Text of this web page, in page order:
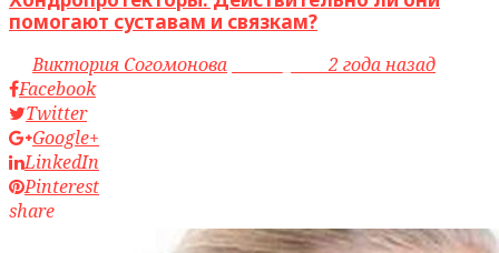
помогают суставам и связкам?
byВиктория Согомонова access_time2 года назад
Facebook
Twitter
Google+
LinkedIn
Pinterest
share